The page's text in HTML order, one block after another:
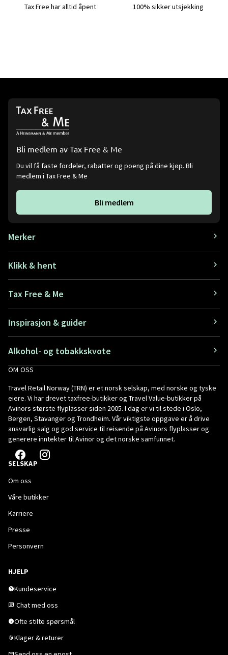
Tax Free har alltid åpent 100% sikker utsjekking
Bli medlem av Tax Free & Me
Du vil få faste fordeler, rabatter og poeng på dine kjøp. Bli
medlem i Tax Free & Me
Bli medlem
Merker
Klikk & hent
Tax Free & Me
Inspirasjon & guider
Alkohol- og tobakkskvote
OM OSS
Travel Retail Norway (TRN) er et norsk selskap, med norske og tyske
eiere. Vi har drevet taxfree-butikker og Travel Value-butikker på
Avinors største flyplasser siden 2005. I dag er vi til stede i Oslo,
Bergen, Stavanger og Trondheim. Vår viktigste oppgave er å drive
ansvarlig salg og god service til reisende på Avinors flyplasser og
generere inntekter til Avinor og det norske samfunnet.
SELSKAP
Om oss
Våre butikker
Karriere
Presse
Personvern
HJELP
Kundeservice
Chat med oss
Ofte stilte spørsmål
Klager & returer